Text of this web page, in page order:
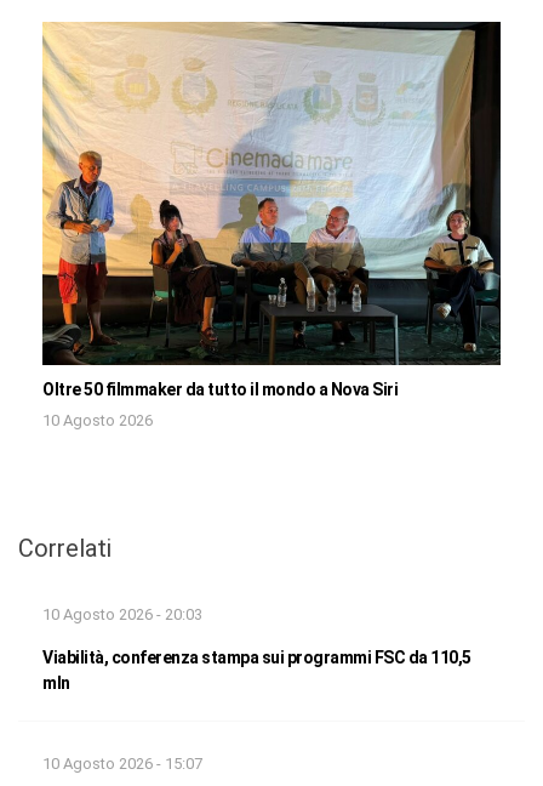
Oltre 50 filmmaker da tutto il mondo a Nova Siri
10 Agosto 2026
Correlati
10 Agosto 2026 - 20:03
Viabilità, conferenza stampa sui programmi FSC da 110,5
mln
10 Agosto 2026 - 15:07